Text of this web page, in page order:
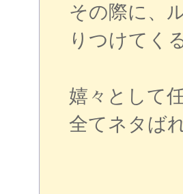
その際に、
りつけてく
嬉々として
全てネタば